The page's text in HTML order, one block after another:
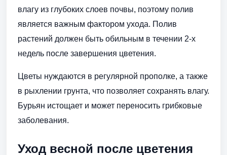
влагу из глубоких слоев почвы, поэтому полив
является важным фактором ухода. Полив
растений должен быть обильным в течении 2-х
недель после завершения цветения.
Цветы нуждаются в регулярной прополке, а также
в рыхлении грунта, что позволяет сохранять влагу.
Бурьян истощает и может переносить грибковые
заболевания.
Уход весной после цветения